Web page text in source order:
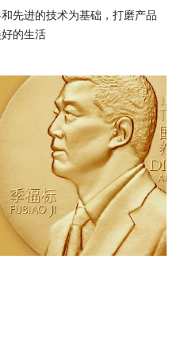
先进的技术为基础，打磨产品
的生活